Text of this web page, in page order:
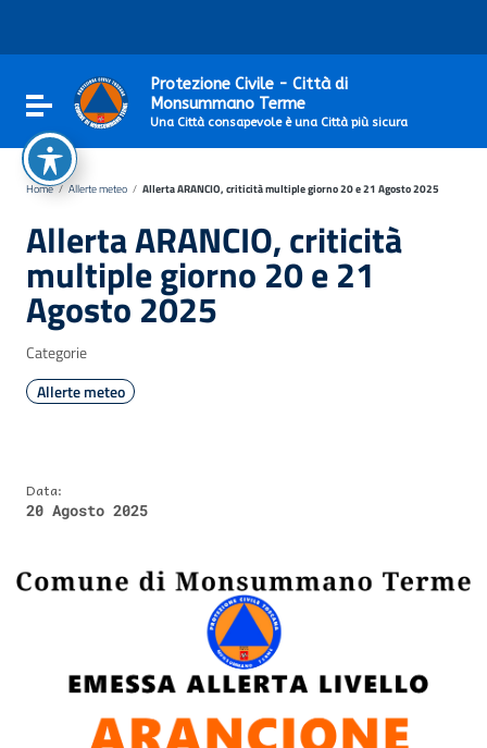
Vai al footer
Attiva / disattiva la navigazione
Protezione Civile - Città di
Monsummano Terme
Una Città consapevole è una Città più sicura
Home / Allerte meteo / Allerta ARANCIO, criticità multiple giorno 20 e 21 Agosto 2025
Allerta ARANCIO, criticità
multiple giorno 20 e 21
Agosto 2025
Categorie
Allerte meteo
Data:
20 Agosto 2025